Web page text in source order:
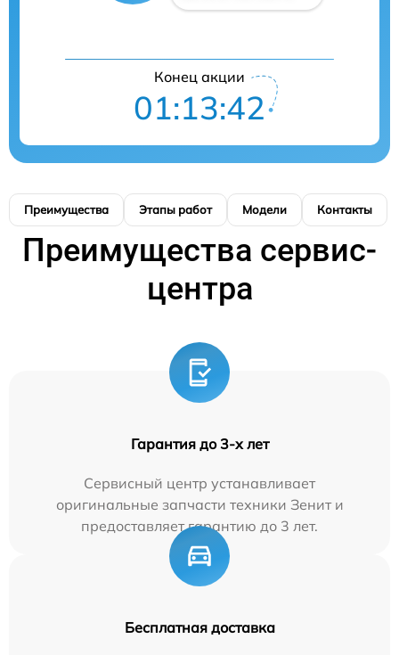
Конец акции
01:13:41
Преимущества Этапы работ Модели Контакты
Преимущества сервис-
центра
Гарантия до 3-х лет
Сервисный центр устанавливает
оригинальные запчасти техники Зенит и
предоставляет гарантию до 3 лет.
Бесплатная доставка